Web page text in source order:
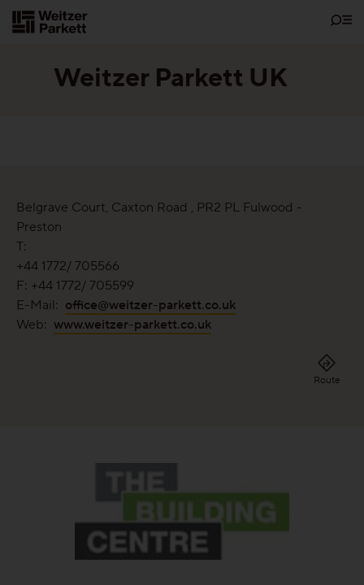
Nachhaltigkeit
Parkett
Funktionen
Schnell-Parkett
Mehr über Funktionen erfahren
Zum
Inhalt
Weitzer Parkett UK
Belgrave Court, Caxton Road , PR2 PL Fulwood -
Preston
T:
+44 1772/ 705566
F: +44 1772/ 705599
E-Mail: office@weitzer-parkett.co.uk
Web: www.weitzer-parkett.co.uk
Route